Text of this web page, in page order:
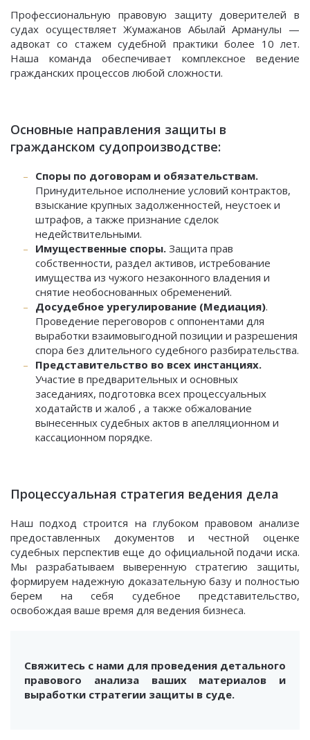
Профессиональную правовую защиту доверителей в
судах осуществляет Жумажанов Абылай Арманулы —
адвокат со стажем судебной практики более 10 лет.
Наша команда обеспечивает комплексное ведение
гражданских процессов любой сложности.
Основные направления защиты в
гражданском судопроизводстве:
Споры по договорам и обязательствам.
Принудительное исполнение условий контрактов,
взыскание крупных задолженностей, неустоек и
штрафов, а также признание сделок
недействительными.
Имущественные споры. Защита прав
собственности, раздел активов, истребование
имущества из чужого незаконного владения и
снятие необоснованных обременений.
Досудебное урегулирование (Медиация).
Проведение переговоров с оппонентами для
выработки взаимовыгодной позиции и разрешения
спора без длительного судебного разбирательства.
Представительство во всех инстанциях.
Участие в предварительных и основных
заседаниях, подготовка всех процессуальных
ходатайств и жалоб , а также обжалование
вынесенных судебных актов в апелляционном и
кассационном порядке.
Процессуальная стратегия ведения дела
Наш подход строится на глубоком правовом анализе
предоставленных документов и честной оценке
судебных перспектив еще до официальной подачи иска.
Мы разрабатываем выверенную стратегию защиты,
формируем надежную доказательную базу и полностью
берем на себя судебное представительство,
освобождая ваше время для ведения бизнеса.
Свяжитесь с нами для проведения детального
правового анализа ваших материалов и
выработки стратегии защиты в суде.